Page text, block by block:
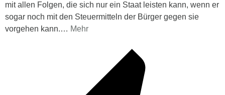
mit allen Folgen, die sich nur ein Staat leisten kann, wenn er
sogar noch mit den Steuermitteln der Bürger gegen sie
vorgehen kann.… Mehr